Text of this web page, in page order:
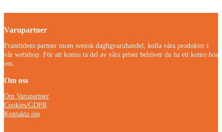
Varupartner
Framtidens partner inom svensk dagligvaruhandel, kolla våra produkter i
vår webshop. För att kunna ta del av våra priser behöver du ha ett konto hos
oss.
Om oss
Om Varupartner
Cookies/GDPR
Kontakta oss